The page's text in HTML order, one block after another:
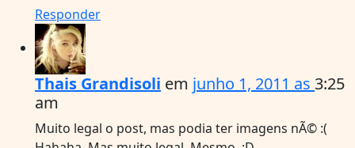
Responder
Thais Grandisoli em junho 1, 2011 as 3:25
am
Muito legal o post, mas podia ter imagens nÃ© :(